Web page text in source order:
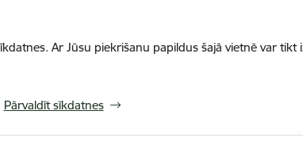
Ar Jūsu piekrišanu papildus šajā vietnē var
Pārvaldīt sīkdatnes